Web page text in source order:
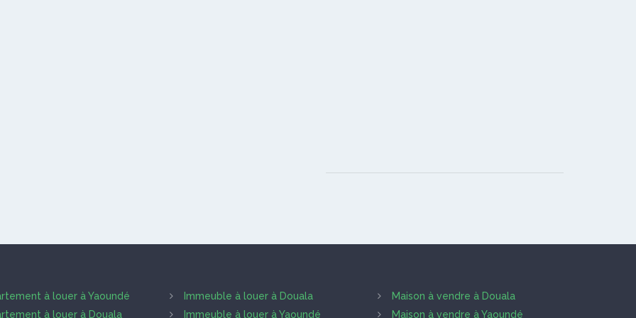
à louer à Yaoundé
à louer à Douala
Immeuble à louer à Douala
Immeuble à louer à Yaoundé
Maison à vendre à Douala
Maison à vendre à Yaoundé